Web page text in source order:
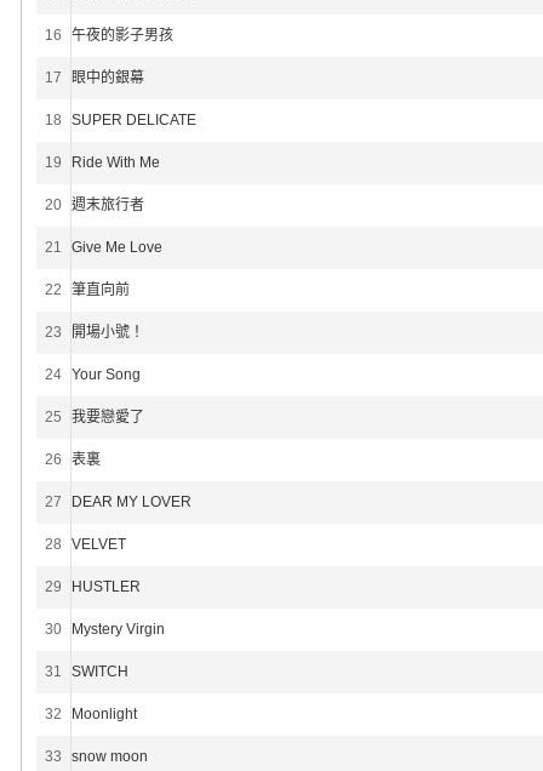
16 午夜的影子男孩
17 眼中的銀幕
18 SUPER DELICATE
19 Ride With Me
20 週末旅行者
21 Give Me Love
22 筆直向前
23 開場小號！
24 Your Song
25 我要戀愛了
26 表裏
27 DEAR MY LOVER
28 VELVET
29 HUSTLER
30 Mystery Virgin
31 SWITCH
32 Moonlight
33 snow moon